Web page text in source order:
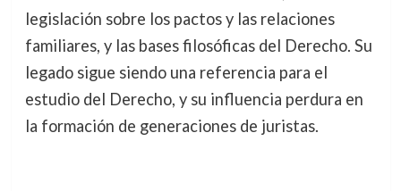
legislación sobre los pactos y las relaciones
familiares, y las bases filosóficas del Derecho. Su
legado sigue siendo una referencia para el
estudio del Derecho, y su influencia perdura en
la formación de generaciones de juristas.